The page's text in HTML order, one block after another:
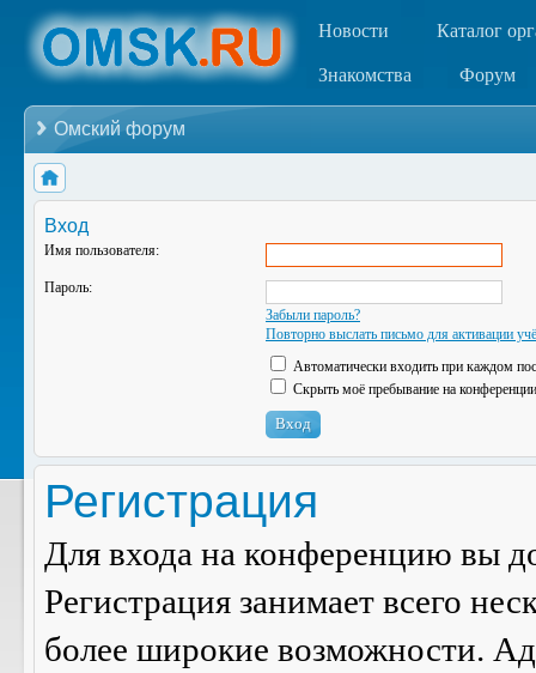
Новости Каталог
Знакомства Форум
Омский форум
Вход
Имя пользователя:
Пароль:
Забыли пароль?
Повторно выслать письмо для активации
Автоматически входить при каждом
Скрыть моё пребывание на
Регистрация
Для входа на конференцию вы
Регистрация занимает всего
более широкие возможности.